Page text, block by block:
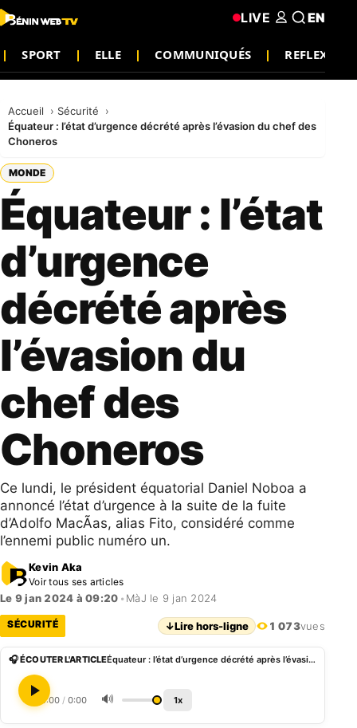
SPORT ELLE COMMUNIQUÉS REFLEXION
LIVE EN
Accueil
Sécurité
Équateur : l’état d’urgence décrété après l’évasion du chef des
Choneros
MONDE
Équateur : l’état
d’urgence
décrété après
l’évasion du
chef des
Choneros
Ce lundi, le président équatorial Daniel Noboa a
annoncé l’état d’urgence à la suite de la fuite
d’Adolfo MacÃ­as, alias Fito, considéré comme
l’ennemi public numéro un.
Kevin Aka
Voir tous ses articles
Le 9 jan 2024 à 09:20 • MàJ le 9 jan 2024
SÉCURITÉ ↓Lire hors-ligne 1 073vues
🎧 ÉCOUTER L'ARTICLE Équateur : l’état d’urgence décrété après l’évasion du chef des Choneros
0:00 / 0:00 🔊 1x